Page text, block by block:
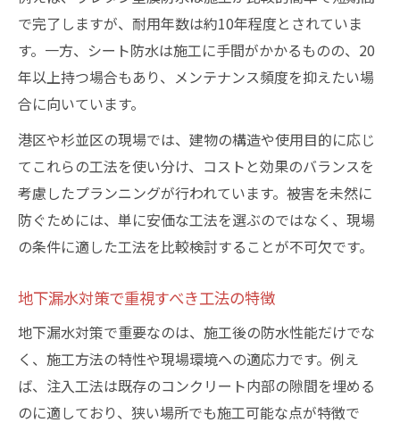
で完了しますが、耐用年数は約10年程度とされていま
す。一方、シート防水は施工に手間がかかるものの、20
年以上持つ場合もあり、メンテナンス頻度を抑えたい場
合に向いています。
港区や杉並区の現場では、建物の構造や使用目的に応じ
てこれらの工法を使い分け、コストと効果のバランスを
考慮したプランニングが行われています。被害を未然に
防ぐためには、単に安価な工法を選ぶのではなく、現場
の条件に適した工法を比較検討することが不可欠です。
地下漏水対策で重視すべき工法の特徴
地下漏水対策で重要なのは、施工後の防水性能だけでな
く、施工方法の特性や現場環境への適応力です。例え
ば、注入工法は既存のコンクリート内部の隙間を埋める
のに適しており、狭い場所でも施工可能な点が特徴で